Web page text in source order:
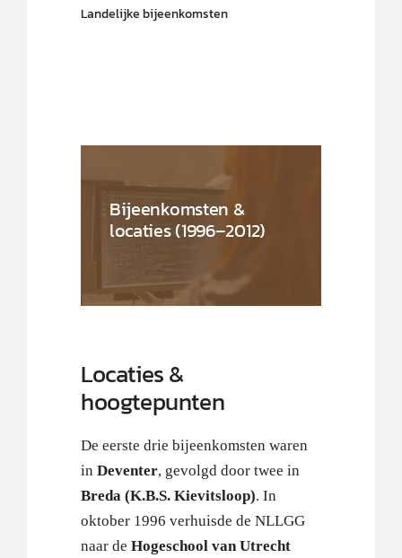
Landelijke bijeenkomsten
Bijeenkomsten &
locaties (1996–2012)
Locaties &
hoogtepunten
De eerste drie bijeenkomsten waren
in Deventer, gevolgd door twee in
Breda (K.B.S. Kievitsloop). In
oktober 1996 verhuisde de NLLGG
naar de Hogeschool van Utrecht